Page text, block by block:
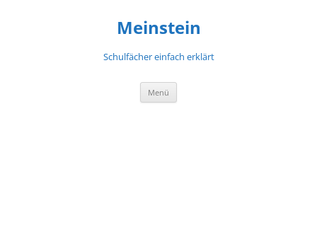
Meinstein
Schulfächer einfach erklärt
Menü